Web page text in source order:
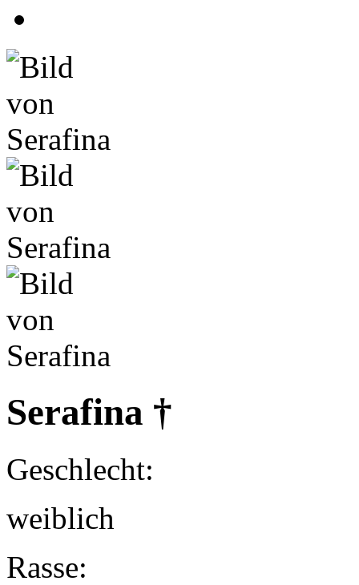
Serafina †
Geschlecht:
weiblich
Rasse: